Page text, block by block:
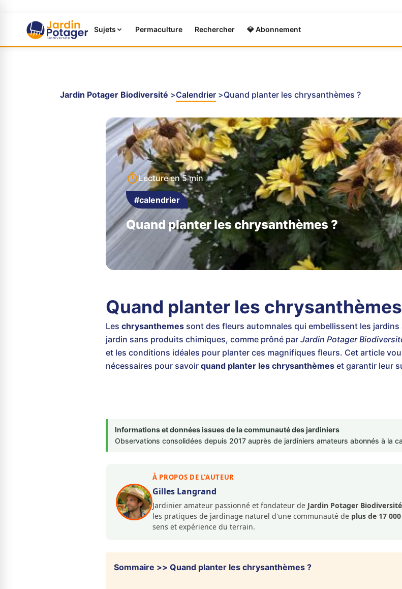
Sujets Permaculture Rechercher 💎 Abonnement
Jardin Potager Biodiversité Calendrier Quand planter les chrysanthèmes ?
Lecture en5 min
#calendrier
Quand planter les chrysanthèmes ?
Quand planter les
Les chrysanthemes sont des fleurs automnales qui embellissent les
jardin sans produits chimiques, comme prôné par Jardin Potager
et les conditions idéales pour planter ces magnifiques fleurs. Cet article
nécessaires pour savoir quand planter les chrysanthèmes et garantir leur
Informations et données issues de la communauté des jardiniers
Observations consolidées depuis 2017 auprès de jardiniers amateurs abonnés à la
À PROPOS DE L'AUTEUR
Gilles Langrand
Jardinier amateur passionné et fondateur de Jardin Potager Biodiversité
les pratiques de jardinage naturel d'une communauté de plus de 17
sens et expérience du terrain.
Sommaire >> Quand planter les chrysanthèmes ?